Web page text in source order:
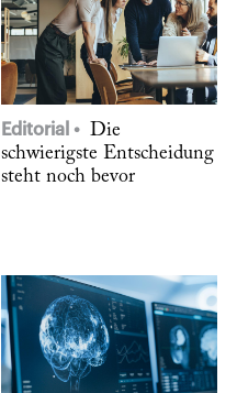
Editorial
Die
schwierigste Entscheidung
steht noch bevor